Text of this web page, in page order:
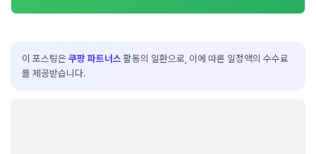
이 포스팅은 쿠팡 파트너스 활동의 일환으로, 이에 따른 일정액의 수수료
를 제공받습니다.